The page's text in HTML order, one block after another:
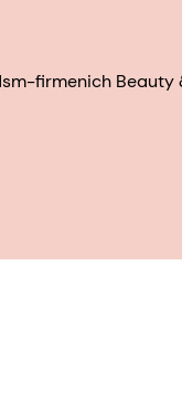
firmenich Beauty